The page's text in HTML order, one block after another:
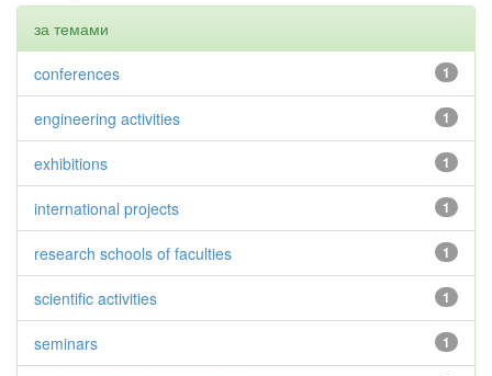
за темами
1
conferences
1
engineering activities
1
exhibitions
1
international projects
1
research schools of faculties
1
scientific activities
1
seminars